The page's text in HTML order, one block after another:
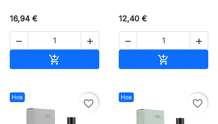
16,94 €
 

12,40 €
 

Нов
favorite_border
Нов
favorite_border